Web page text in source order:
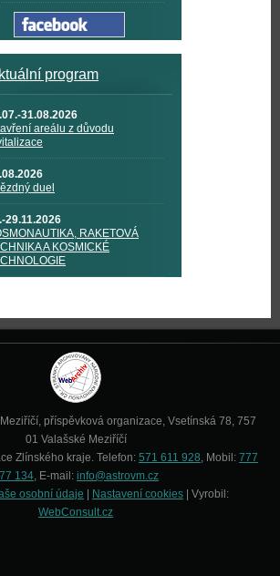
program
31.08.2026
areálu z důvodu
duel
29.11.2026
RAKETOVÁ
A KOSMICKÉ
příspěvková organizace, Vsetínská 78, 757
01 Valašské Meziříčí
Zlínského kraje. Telefon: 571 611 928, Mobil: 777
134, E-mail: info@astrovm.cz
osobní údaje
Nastavení cookies | Vyrobil:
WebConsult.cz